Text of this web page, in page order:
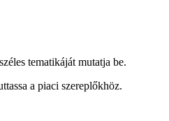
tematikáját mutatja be.
a piaci szereplőkhöz.